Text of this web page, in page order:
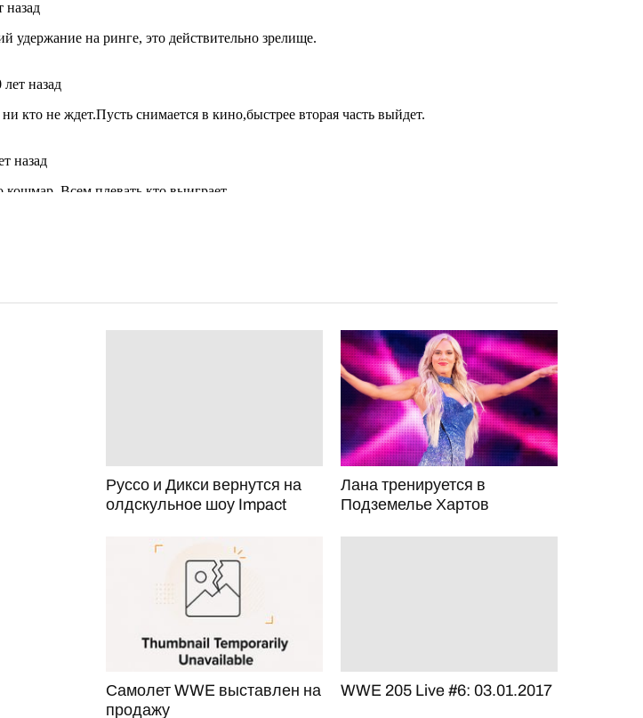
Руссо и Дикси вернутся на
олдскульное шоу Impact
Лана тренируется в
Подземелье Хартов
Самолет WWE выставлен на
продажу
WWE 205 Live #6: 03.01.2017